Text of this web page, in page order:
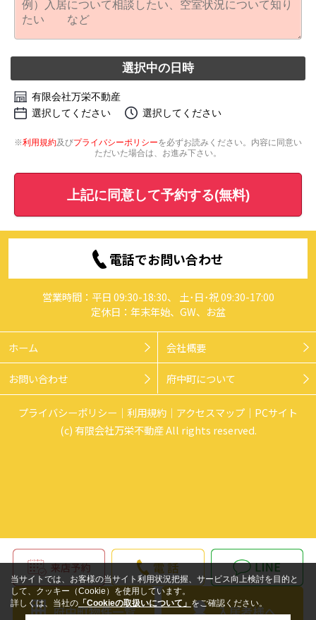
選択中の日時
有限会社万栄不動産
選択してください
選択してください
※利用規約及びプライバシーポリシーを必ずお読みください。内容に同意い
ただいた場合は、お進み下さい。
上記に同意して予約する(無料)
電話でお問い合わせ
営業時間：平日 09:30-18:30、 土･日･祝 09:30-17:00
定休日：年末年始、GW、お盆
ホーム 会社概要
お問い合わせ 府中町について
プライバシーポリシー 利用規約 アクセスマップ
PCサイト
(c) 有限会社万栄不動産 All rights reserved.
当サイトでは、お客様の当サイト利用状況把握、サービス向上検討を目的と
して、クッキー（Cookie）を使用しています。
詳しくは、当社の 「Cookieの取扱いについて」 をご確認ください。